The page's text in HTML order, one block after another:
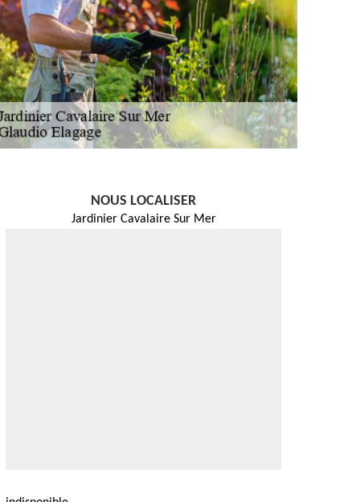
NOUS LOCALISER
Jardinier Cavalaire Sur Mer